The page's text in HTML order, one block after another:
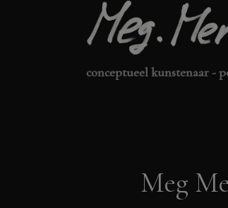
conceptueel kunstenaar -
Meg